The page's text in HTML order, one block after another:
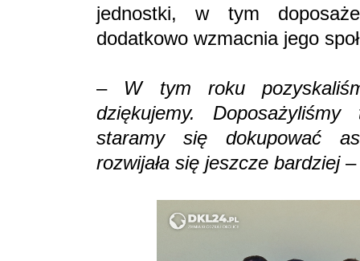
jednostki, w tym
dodatkowo wzmacnia jego
– W tym roku
dziękujemy.
staramy się dokupować
rozwijała się jeszcze bardziej–